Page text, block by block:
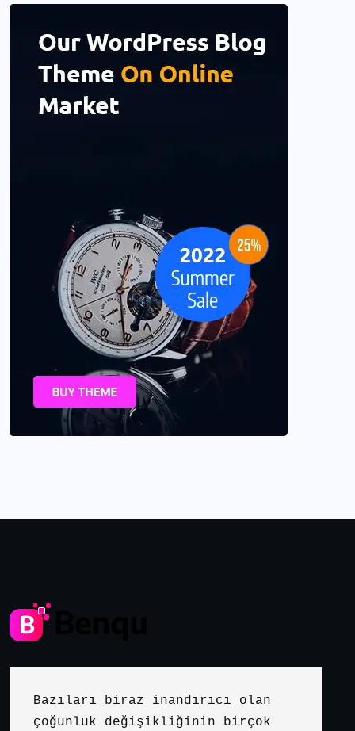
Bazıları biraz inandırıcı olan
çoğunluk değişikliğinin birçok